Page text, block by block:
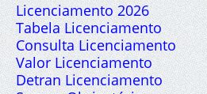
Licenciamento 2026
Tabela Licenciamento
Consulta Licenciamento
Valor Licenciamento
Detran Licenciamento